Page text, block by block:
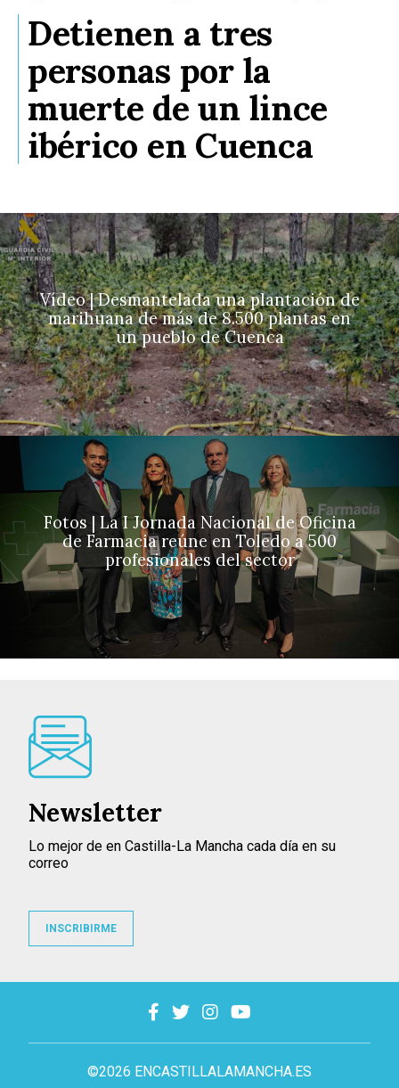
Detienen a tres
personas por la
muerte de un lince
ibérico en Cuenca
Vídeo | Desmantelada una plantación de
marihuana de más de 8.500 plantas en
un pueblo de Cuenca
Fotos | La I Jornada Nacional de Oficina
de Farmacia reúne en Toledo a 500
profesionales del sector
©2026 ENCASTILLALAMANCHA.ES
Newsletter
Lo mejor de en Castilla-La Mancha cada día en su
correo
INSCRIBIRME